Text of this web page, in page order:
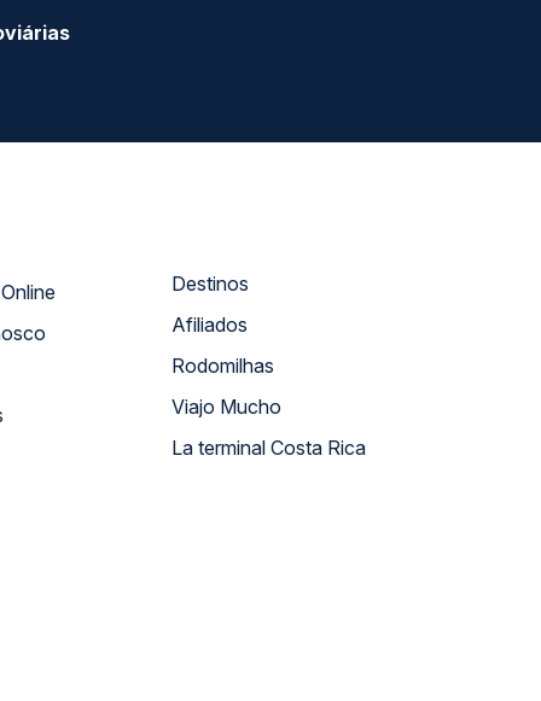
Atendimento Online
Destinos
Afiliados
Rodomilhas
Viajo Mucho
La terminal Costa Rica